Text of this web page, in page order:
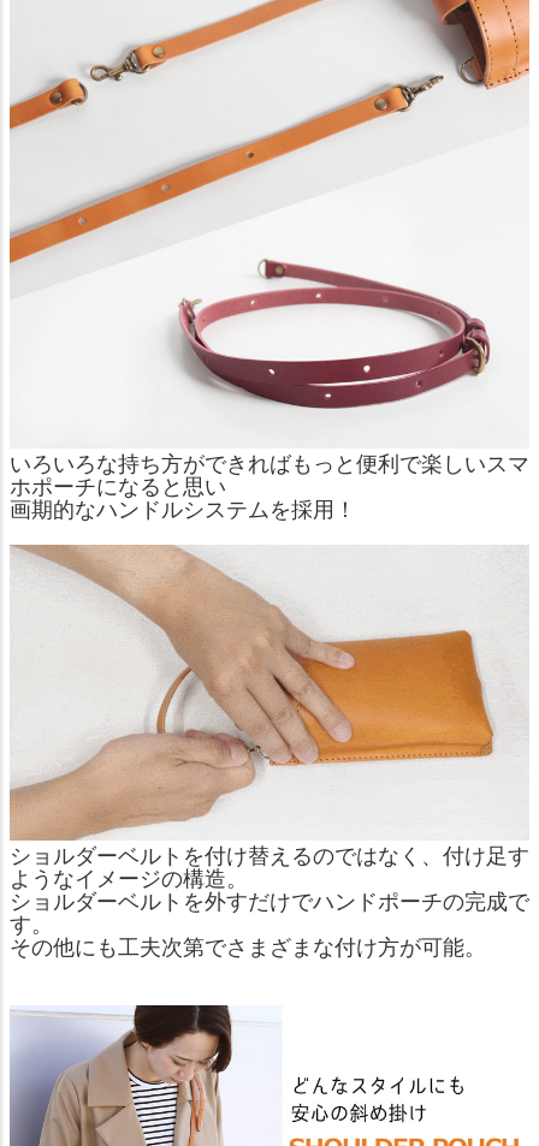
いろいろな持ち方ができればもっと便利で楽しいスマ
ホポーチになると思い
画期的なハンドルシステムを採用！
ショルダーベルトを付け替えるのではなく、付け足す
ようなイメージの構造。
ショルダーベルトを外すだけでハンドポーチの完成で
す。
その他にも工夫次第でさまざまな付け方が可能。